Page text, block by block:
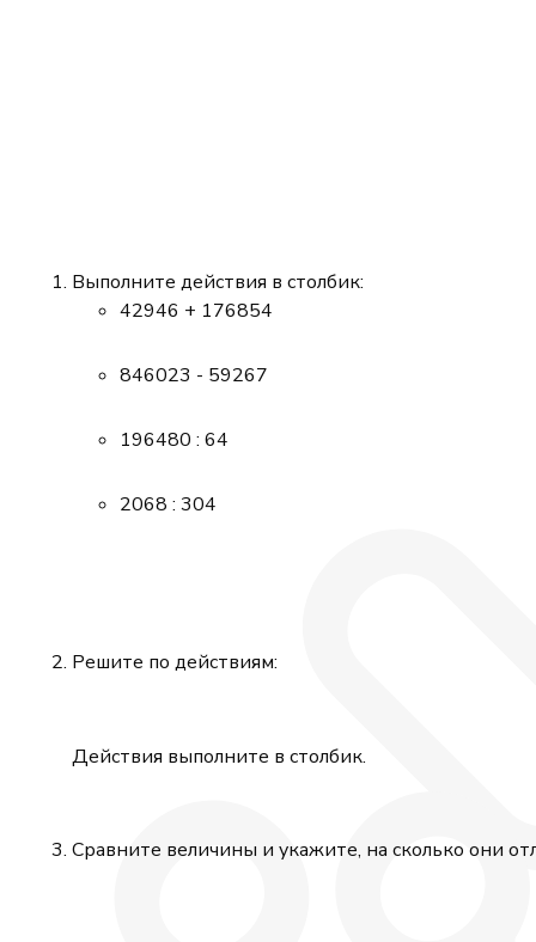
Выполните действия в столбик:
42946 + 176854
846023 - 59267
196480 : 64
2068 : 304
Решите по действиям:
Действия выполните в столбик.
Сравните величины и укажите, на сколько они